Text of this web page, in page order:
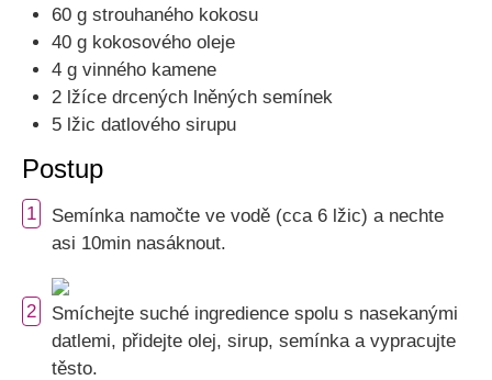
60 g strouhaného kokosu
40 g kokosového oleje
4 g vinného kamene
2 lžíce drcených lněných semínek
5 lžic datlového sirupu
Postup
1
Semínka namočte ve vodě (cca 6 lžic) a nechte
asi 10min nasáknout.
2
Smíchejte suché ingredience spolu s nasekanými
datlemi, přidejte olej, sirup, semínka a vypracujte
těsto.